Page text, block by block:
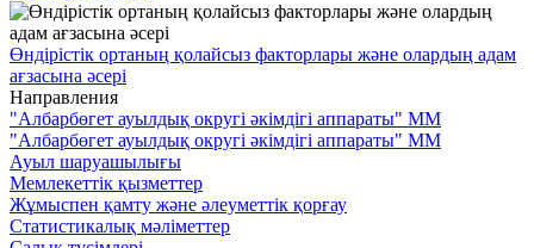
Өндірістік ортаның қолайсыз факторлары және олардың адам
ағзасына әсері
Направления
"Албарбөгет ауылдық округі әкімдігі аппараты" ММ
"Албарбөгет ауылдық округі әкімдігі аппараты" ММ
Ауыл шаруашылығы
Мемлекеттік қызметтер
Жұмыспен қамту және әлеуметтік қорғау
Статистикалық мәліметтер